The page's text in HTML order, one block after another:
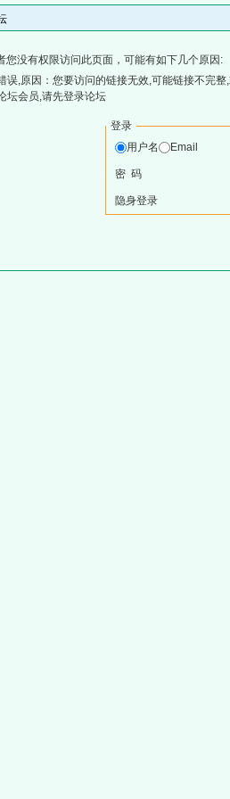
您没有权限访问此页面，可能有如下几个原因:
误,原因：您要访问的链接无效,可能链接不完整
坛会员,请先登录论坛
登录
用户名
Email
密 码
隐身登录